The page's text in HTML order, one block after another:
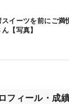
スイーツを前にご満
ん【写真】
フィール・成